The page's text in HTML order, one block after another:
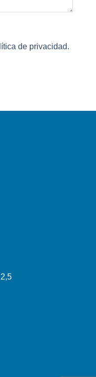
de privacidad.